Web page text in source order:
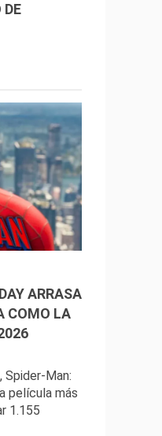
DE
ARRASA
COMO LA
Man:
película más
1.155